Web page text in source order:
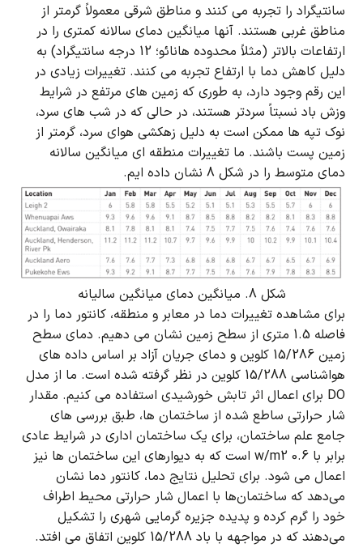
سانتیگراد را تجربه می کنند و مناطق شرقی معمولاً گرمتر از
مناطق غربی هستند. آنها میانگین دمای سالانه کمتری را در
ارتفاعات بالاتر (مثلاً محدوده هانائو؛ 12 درجه سانتیگراد) به
دلیل کاهش دما با ارتفاع تجربه می کنند. تغییرات زیادی در
این رقم وجود دارد، به طوری که زمین های مرتفع در شرایط
وزش باد نسبتاً سردتر هستند، در حالی که در شب های سرد،
نوک تپه ها ممکن است به دلیل زهکشی هوای سرد، گرمتر از
زمین پست باشند. ما تغییرات منطقه ای میانگین سالانه
دمای متوسط را در شکل 8 نشان داده ایم.
شکل 8. میانگین دمای میانگین سالیانه
برای مشاهده تغییرات دما در معابر و منطقه، کانتور دما را در
فاصله 1.5 متری از سطح زمین نشان می دهیم.
دمای سطح
زمین 15/286 کلوین و دمای جریان آزاد بر اساس داده های
هواشناسی 15/288 کلوین در نظر گرفته شده است.
ما از مدل
DO برای اعمال اثر تابش خورشیدی استفاده می کنیم.
مقدار
شار حرارتی ساطع شده از ساختمان ها، طبق بررسی های
جامع علم ساختمان، برای یک ساختمان اداری در شرایط عادی
برابر با 0.6 w/m2 است که به دیوارهای این ساختمان ها نیز
اعمال می شود. برای تحلیل نتایج دما، کانتور دما نشان
می‌دهد که ساختمان‌ها با اعمال شار حرارتی محیط اطراف
خود را گرم کرده و پدیده جزیره گرمایی شهری را تشکیل
می‌دهند که در مواجهه با باد 15/288 کلوین اتفاق می افتد.